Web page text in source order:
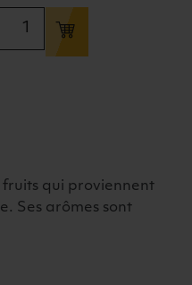
qui proviennent
Ses arômes sont